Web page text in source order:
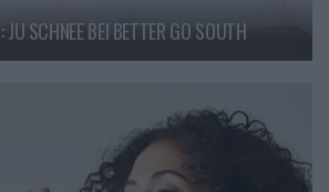
SCHNEE BEI BETTER GO SOUTH